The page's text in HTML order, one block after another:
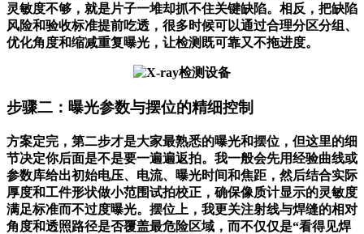
灵敏度不够，就是片子一堆却抓不住关键缺陷。相反，把缺陷
风险和验收标准提前吃透，很多时候可以通过合理分区分组、
优化角度和缩减重复曝光，让检测既可靠又不拖进度。
步骤二：曝光参数与摆位的精细控制
方案定完，第二步才是大家最熟悉的曝光和摆位，但这里的细
节决定你后面是不是要一遍遍返拍。我一般会先用经验曲线或
参数库给出初始电压、电流、曝光时间和焦距，然后结合实际
厚度和工件形状做小范围试拍校正，确保像质计显示的灵敏度
满足标准而不过度曝光。摆位上，我更关注射线与焊缝的相对
角度和透照路径是否覆盖最危险区域，而不仅仅是“看得见焊